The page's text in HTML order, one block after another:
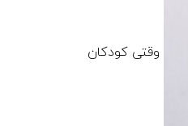
وقتی کودکان